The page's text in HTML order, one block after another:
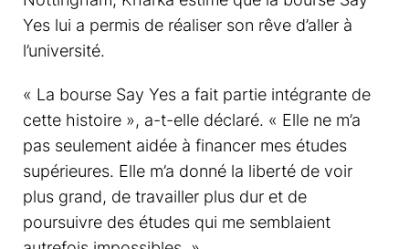
Yes lui a permis de réaliser son rêve d’aller à
l’université.
« La bourse Say Yes a fait partie intégrante de
cette histoire », a-t-elle déclaré. « Elle ne m’a
pas seulement aidée à financer mes études
supérieures. Elle m’a donné la liberté de voir
plus grand, de travailler plus dur et de
poursuivre des études qui me semblaient